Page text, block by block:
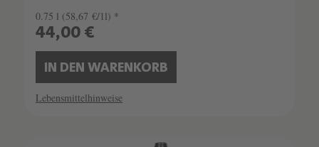
0.75 l (58,67 €/1l) *
44,00 €
IN DEN WARENKORB
Lebensmittelhinweise